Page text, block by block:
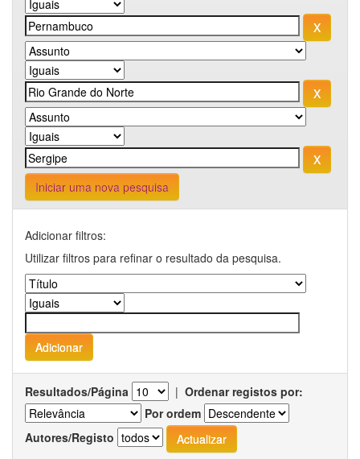
Iniciar uma nova pesquisa
Adicionar filtros:
Utilizar filtros para refinar o resultado da pesquisa.
Resultados/Página | Ordenar registos por:
Por ordem
Autores/Registo